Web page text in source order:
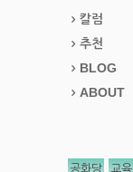
칼럼
추천
BLOG
ABOUT
공화당 교육